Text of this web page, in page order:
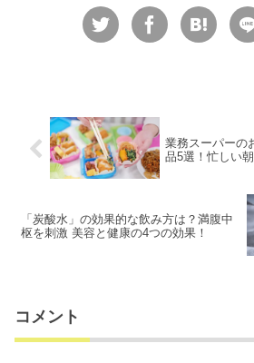
業務スーパーの
品5選！忙しい
「炭酸水」の効果的な飲み方は？満腹中
枢を刺激 美容と健康の4つの効果！
コメント